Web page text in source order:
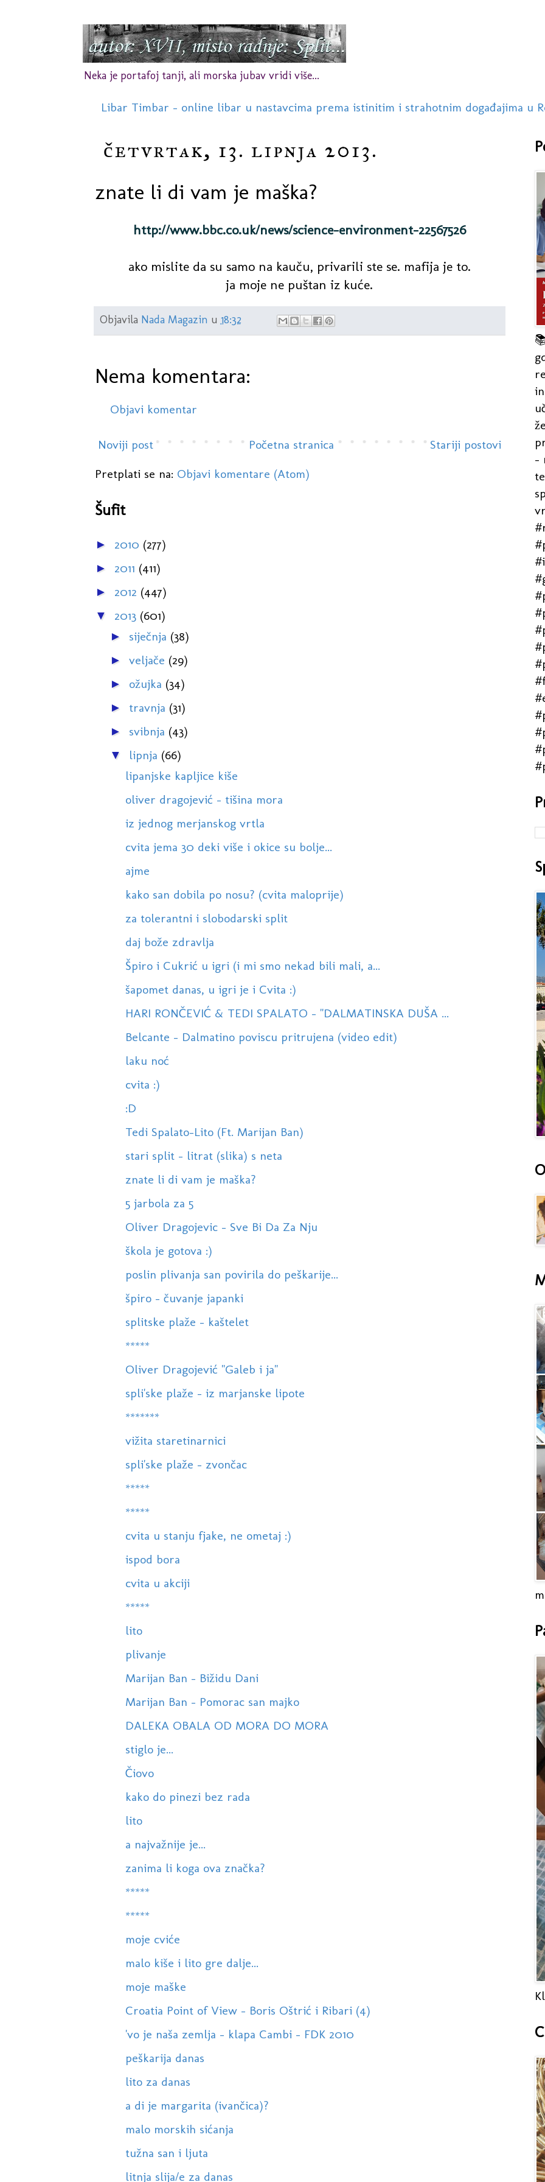
Neka je portafoj tanji, ali morska jubav vridi više...
Libar Timbar - online libar u nastavcima prema istinitim i strahotnim događajima u
četvrtak, 13. lipnja 2013.
znate li di vam je maška?
http://www.bbc.co.uk/news/science-environment-22567526
ako mislite da su samo na kauču, privarili ste se. mafija je to.
ja moje ne puštan iz kuće.
Objavila Nada Magazin u 18:32
Nema komentara:
Objavi komentar
Noviji post Stariji postovi
Početna stranica
Pretplati se na: Objavi komentare (Atom)
Šufit
► 2010 (277)
► 2011 (411)
► 2012 (447)
▼ 2013 (601)
► siječnja (38)
► veljače (29)
► ožujka (34)
► travnja (31)
► svibnja (43)
▼ lipnja (66)
lipanjske kapljice kiše
oliver dragojević - tišina mora
iz jednog merjanskog vrtla
cvita jema 30 deki više i okice su bolje...
ajme
kako san dobila po nosu? (cvita maloprije)
za tolerantni i slobodarski split
daj bože zdravlja
Špiro i Cukrić u igri (i mi smo nekad bili mali, a...
šapomet danas, u igri je i Cvita :)
HARI RONČEVIĆ & TEDI SPALATO - ''DALMATINSKA DUŠA ...
Belcante - Dalmatino poviscu pritrujena (video edit)
laku noć
cvita :)
:D
Tedi Spalato-Lito (Ft. Marijan Ban)
stari split - litrat (slika) s neta
znate li di vam je maška?
5 jarbola za 5
Oliver Dragojevic - Sve Bi Da Za Nju
škola je gotova :)
poslin plivanja san povirila do peškarije...
špiro - čuvanje japanki
splitske plaže - kaštelet
*****
Oliver Dragojević "Galeb i ja"
spli'ske plaže - iz marjanske lipote
*******
vižita staretinarnici
spli'ske plaže - zvončac
*****
*****
cvita u stanju fjake, ne ometaj :)
ispod bora
cvita u akciji
*****
lito
plivanje
Marijan Ban - Bižidu Dani
Marijan Ban - Pomorac san majko
DALEKA OBALA OD MORA DO MORA
stiglo je...
Čiovo
kako do pinezi bez rada
lito
a najvažnije je...
zanima li koga ova značka?
*****
*****
moje cviće
malo kiše i lito gre dalje...
moje maške
Croatia Point of View - Boris Oštrić i Ribari (4)
'vo je naša zemlja - klapa Cambi - FDK 2010
peškarija danas
lito za danas
a di je margarita (ivančica)?
malo morskih sićanja
tužna san i ljuta
litnja slija/e za danas
-